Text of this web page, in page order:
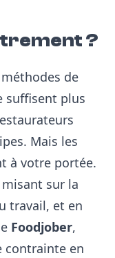
?
de
suffisent plus
Mais les
à votre portée.
sur la
travail, et en
Foodjober,
contrainte en